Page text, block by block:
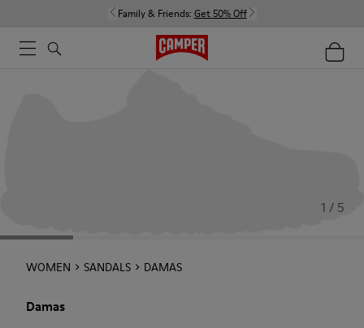
Family & Friends: Get 50% Off
1 / 5
WOMEN SANDALS DAMAS
Damas